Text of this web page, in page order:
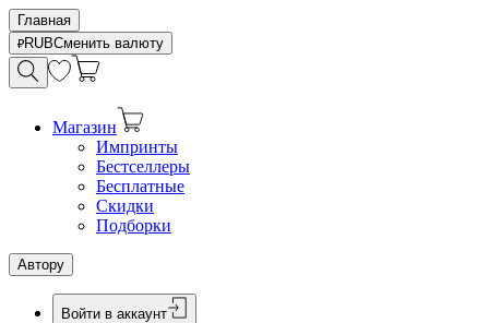
Главная
RUBСменить валюту
Магазин
Импринты
Бестселлеры
Бесплатные
Скидки
Подборки
Автору
Войти в аккаунт